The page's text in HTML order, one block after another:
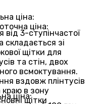
ціна:
ціна:
ціна:
3-ступінчастої
зі
щітки для
та стін, двох
всмоктування.
вздовж плінтусів
краю в зону
щітки